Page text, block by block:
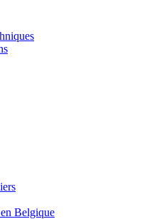
Belgique